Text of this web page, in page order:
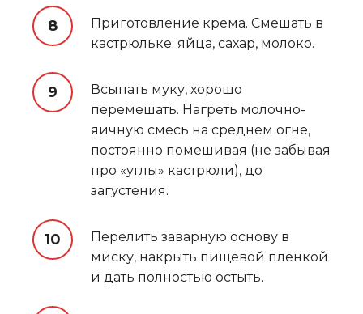
Приготовление крема. Смешать в
кастрюльке: яйца, сахар, молоко.
Всыпать муку, хорошо
перемешать. Нагреть молочно-
яичную смесь на среднем огне,
постоянно помешивая (не забывая
про «углы» кастрюли), до
загустения.
Перелить заварную основу в
миску, накрыть пищевой пленкой
и дать полностью остыть.